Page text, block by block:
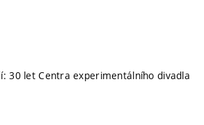
30 let Centra experimentálního divadla